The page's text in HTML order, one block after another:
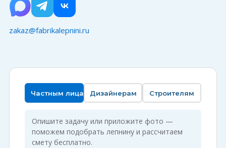
zakaz@fabrikalepnini.ru
Частным лицам Дизайнерам Строителям
Опишите задачу или приложите фото —
поможем подобрать лепнину и рассчитаем
смету бесплатно.